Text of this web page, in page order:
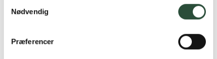
Nødvendig
Præferencer